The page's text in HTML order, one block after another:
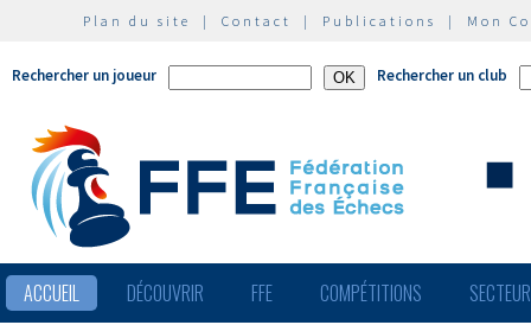
Plan du site | Contact | Publications | Mon
Rechercher un joueur Rechercher un club
ACCUEIL DÉCOUVRIR FFE COMPÉTITIONS